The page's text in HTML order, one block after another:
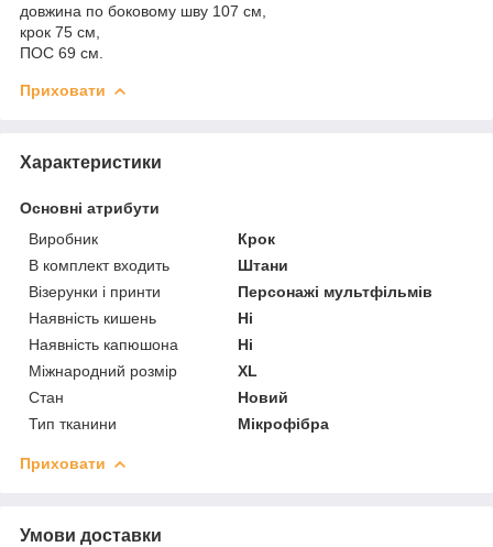
довжина по боковому шву 107 см,
крок 75 см,
ПОС 69 см.
Приховати
Характеристики
Основні атрибути
Виробник
Крок
В комплект входить
Штани
Візерунки і принти
Персонажі мультфільмів
Наявність кишень
Ні
Наявність капюшона
Ні
Міжнародний розмір
XL
Стан
Новий
Тип тканини
Мікрофібра
Приховати
Умови доставки